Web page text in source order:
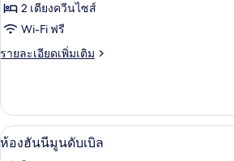
แฟ
มิ
ลี่
วิว
ภูเขา
2 เตียงควีนไซส์
Wi-Fi ฟรี
รายละเอียดเพิ่มเติม
ราย
เกี่ยว
กับ
ห้อง
เปิด
ห้องฮันนี
10
ห้องฮันนีมูนดับเบิล